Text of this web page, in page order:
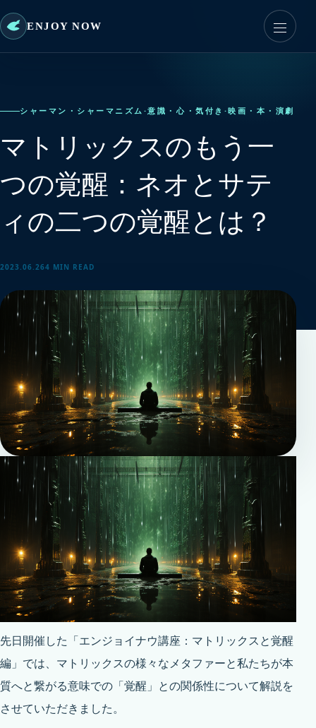
ENJOY NOW
シャーマン・シャーマニズム ·意識・心・気付き ·映画・本・演劇
マトリックスのもう一
つの覚醒：ネオとサテ
ィの二つの覚醒とは？
2023.06.264 MIN READ
先日開催した「エンジョイナウ講座：マトリックスと覚醒
編」では、マトリックスの様々なメタファーと私たちが本
質へと繋がる意味での「覚醒」との関係性について解説を
させていただきました。